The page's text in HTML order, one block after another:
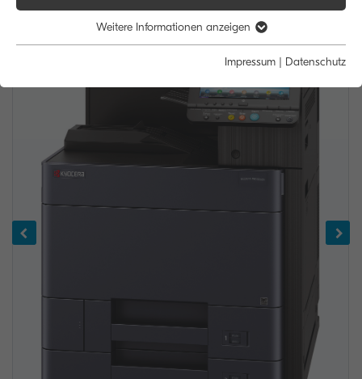
Weitere Informationen anzeigen
Impressum | Datenschutz